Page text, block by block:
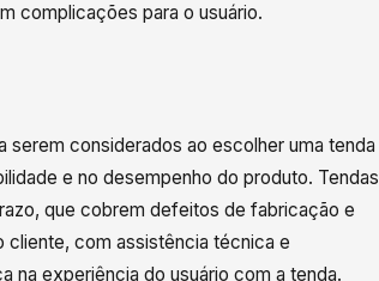
complicações para o usuário.
considerados ao escolher uma tenda
e no desempenho do produto. Tendas
que cobrem defeitos de fabricação e
cliente, com assistência técnica e
na experiência do usuário com a tenda.